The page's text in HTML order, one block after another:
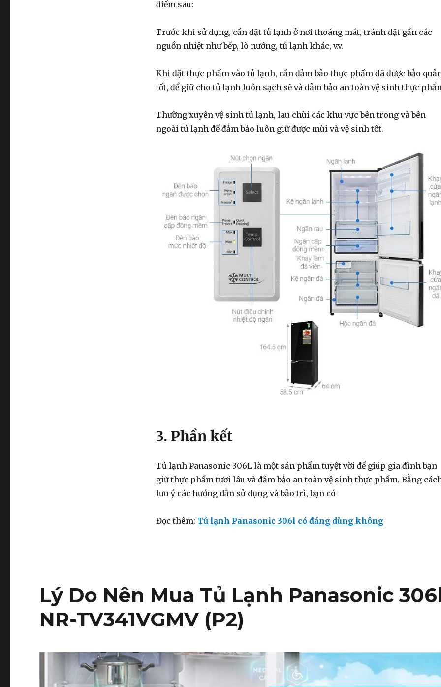
điểm sau:
Trước khi sử dụng, cần đặt tủ lạnh ở nơi thoáng mát, tránh đặt gần các
nguồn nhiệt như bếp, lò nướng, tủ lạnh khác, v.v.
Khi đặt thực phẩm vào tủ lạnh, cần đảm bảo thực phẩm đã được bảo
tốt, để giữ cho tủ lạnh luôn sạch sẽ và đảm bảo an toàn vệ sinh thực
Thường xuyên vệ sinh tủ lạnh, lau chùi các khu vực bên trong và bên
ngoài tủ lạnh để đảm bảo luôn giữ được mùi và vệ sinh tốt.
3. Phần kết
Tủ lạnh Panasonic 306L là một sản phẩm tuyệt vời để giúp gia đình bạn
giữ thực phẩm tươi lâu và đảm bảo an toàn vệ sinh thực phẩm. Bằng
lưu ý các hướng dẫn sử dụng và bảo trì, bạn có
Đọc thêm: Tủ lạnh Panasonic 306l có đáng dùng không
Lý Do Nên Mua Tủ Lạnh Panasonic
NR-TV341VGMV (P2)